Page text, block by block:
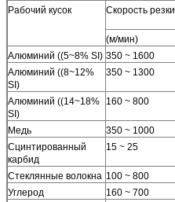
Рабочий кусок
Скорость резки
(м/мин)
Алюминий ((5~8% SI) 350 ~ 1600
Алюминий ((8~12%
SI)
350 ~ 1300
Алюминий ((14~18%
SI)
160 ~ 800
Медь 350 ~ 1000
Сцинтированный
карбид
15 ~ 25
Стеклянные волокна 100 ~ 800
Углерод
160 ~ 700